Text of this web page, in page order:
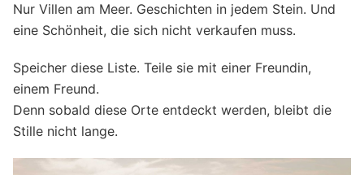
Nur Villen am Meer. Geschichten in jedem Stein. Und
eine Schönheit, die sich nicht verkaufen muss.
Speicher diese Liste. Teile sie mit einer Freundin,
einem Freund.
Denn sobald diese Orte entdeckt werden, bleibt die
Stille nicht lange.